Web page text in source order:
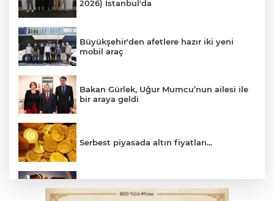
2026) İstanbul'da
Büyükşehir'den afetlere hazır iki yeni
mobil araç
Bakan Gürlek, Uğur Mumcu’nun ailesi ile
bir araya geldi
Serbest piyasada altın fiyatları...
Bursa’da bugün hava nasıl olacak?